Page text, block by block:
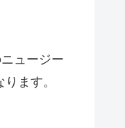
ュージー
ます。